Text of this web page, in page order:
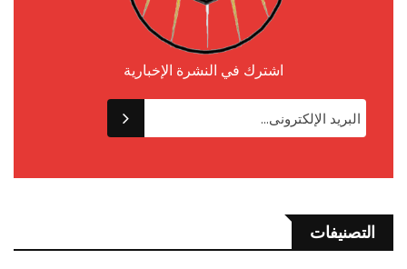
اشترك في النشرة الإخبارية
التصنيفات